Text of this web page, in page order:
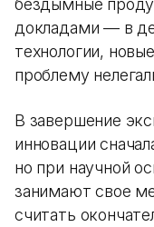
бездымные
докладами — в
технологии,
проблему
В завершение
инновации
но при научной
занимают свое
считать